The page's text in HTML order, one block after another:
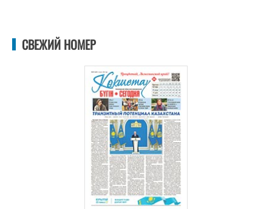
СВЕЖИЙ НОМЕР